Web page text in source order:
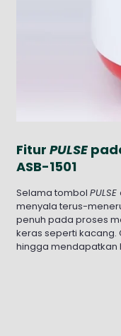
Fitur PULSE
ASB-1501
Selama tombol PULSE
menyala terus-
penuh pada proses
keras seperti
hingga mendapatkan